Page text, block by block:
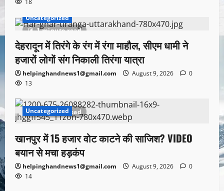
18
1 minute read
Uncategorized
देहरादून में तिरंगे के रंग में रंगा माहौल, सीएम धामी ने
हजारों लोगों संग निकाली तिरंगा यात्रा
helpinghandnews1@gmail.com August 9, 2026
0
13
1 minute read
Uncategorized
खानपुर में 15 हजार वोट काटने की साजिश? VIDEO
बयान से मचा हड़कंप
helpinghandnews1@gmail.com August 9, 2026
0
14